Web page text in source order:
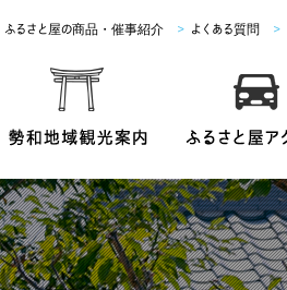
ふるさと屋の商品・催事紹介 > よくある質問 >